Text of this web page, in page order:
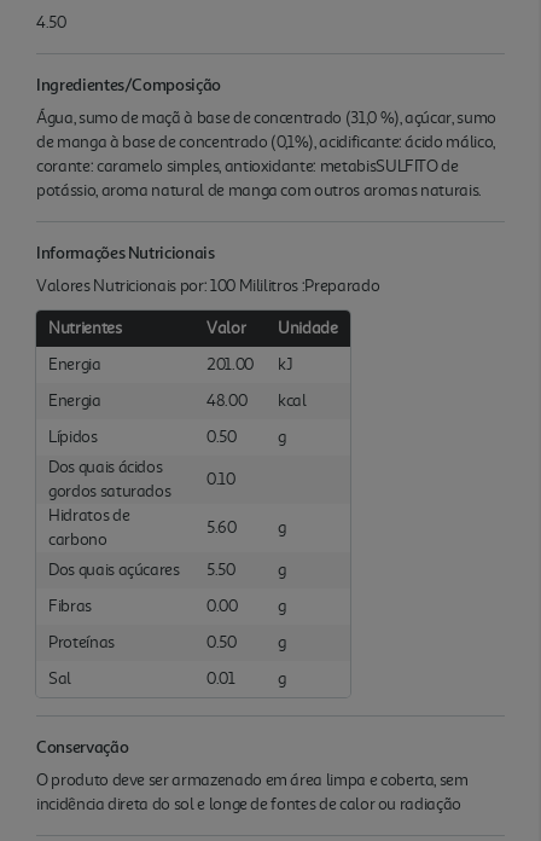
4.50
Ingredientes/Composição
Água, sumo de maçã à base de concentrado (31,0 %), açúcar, sumo
de manga à base de concentrado (0,1%), acidificante: ácido málico,
corante: caramelo simples, antioxidante: metabisSULFITO de
potássio, aroma natural de manga com outros aromas naturais.
Informações Nutricionais
Valores Nutricionais por: 100 Mililitros :Preparado
Nutrientes Valor
Unidade
Energia
201.00
kJ
Energia
48.00
kcal
Lípidos
0.50
g
Dos quais ácidos
gordos saturados
0.10
Hidratos de
carbono
5.60 g
Dos quais açúcares 5.50
g
Fibras
0.00
g
Proteínas
0.50
g
Sal
0.01 g
Conservação
O produto deve ser armazenado em área limpa e coberta, sem
incidência direta do sol e longe de fontes de calor ou radiação